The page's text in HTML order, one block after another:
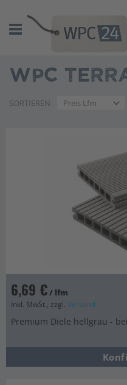
WPC
SORTIEREN
6,69 €/ lfm
Inkl. MwSt., zzgl. Versand
Premium Diele hellgrau -